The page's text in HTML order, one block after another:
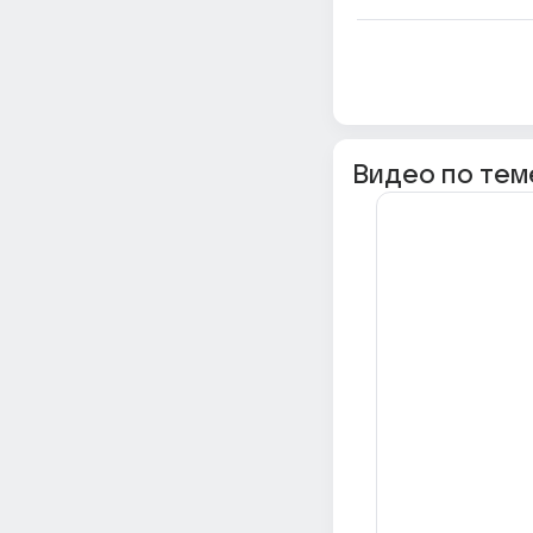
Видео по